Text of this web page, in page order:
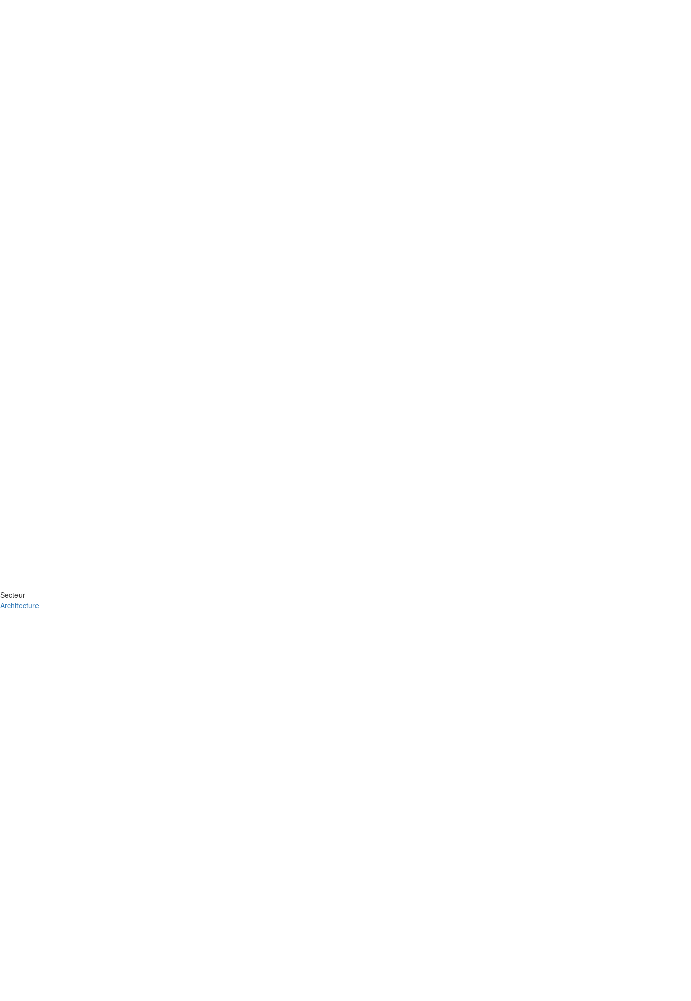
Secteur
Architecture